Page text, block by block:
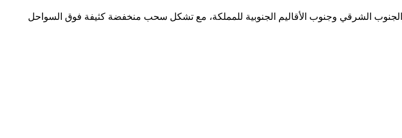
والجنوب الشرقي وجنوب الأقاليم الجنوبية للمملكة، مع تشكل سحب منخفضة كثيفة فوق السواحل